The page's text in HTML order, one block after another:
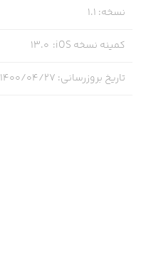
نسخه:
1.1
کمینه نسخه iOS :
13.0
تاریخ بروزرسانی: ۱۴۰۰/۰۴/۲۷